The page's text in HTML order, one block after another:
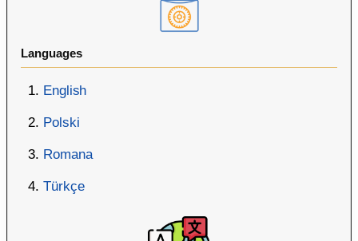
Languages
English
Polski
Romana
Türkçe